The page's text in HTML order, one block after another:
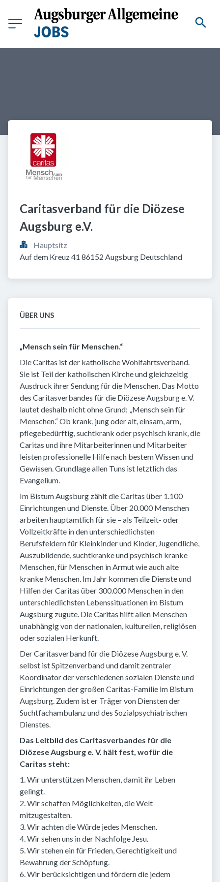
Caritasverband für die Diözese
Augsburg e.V.
Hauptsitz
Auf dem Kreuz 41 86152 Augsburg Deutschland
ÜBER UNS
„Mensch sein für Menschen.“
Die Caritas ist der katholische Wohlfahrtsverband.
Sie ist Teil der katholischen Kirche und gleichzeitig
Ausdruck ihrer Sendung für die Menschen. Das Motto
des Caritasverbandes für die Diözese Augsburg e. V.
lautet deshalb nicht ohne Grund: „Mensch sein für
Menschen.“ Ob krank, jung oder alt, einsam, arm,
pflegebedürftig, suchtkrank oder psychisch krank, die
Caritas und ihre Mitarbeiterinnen und Mitarbeiter
leisten professionelle Hilfe nach bestem Wissen und
Gewissen. Grundlage allen Tuns ist letztlich das
Evangelium.
Im Bistum Augsburg zählt die Caritas über 1.100
Einrichtungen und Dienste. Über 20.000 Menschen
arbeiten hauptamtlich für sie – als Teilzeit- oder
Vollzeitkräfte in den unterschiedlichsten
Berufsfeldern für Kleinkinder und Kinder, Jugendliche,
Auszubildende, suchtkranke und psychisch kranke
Menschen, für Menschen in Armut wie auch alte
kranke Menschen. Im Jahr kommen die Dienste und
Hilfen der Caritas über 300.000 Menschen in den
unterschiedlichsten Lebenssituationen im Bistum
Augsburg zugute. Die Caritas hilft allen Menschen
unabhängig von der nationalen, kulturellen, religiösen
oder sozialen Herkunft.
Der Caritasverband für die Diözese Augsburg e. V.
selbst ist Spitzenverband und damit zentraler
Koordinator der verschiedenen sozialen Dienste und
Einrichtungen der großen Caritas-Familie im Bistum
Augsburg. Zudem ist er Träger von Diensten der
Suchtfachambulanz und des Sozialpsychiatrischen
Dienstes.
Das Leitbild des Caritasverbandes für die
Diözese Augsburg e. V. hält fest, wofür die
Caritas steht:
1. Wir unterstützen Menschen, damit ihr Leben
gelingt.
2. Wir schaffen Möglichkeiten, die Welt
mitzugestalten.
3. Wir achten die Würde jedes Menschen.
4. Wir sehen uns in der Nachfolge Jesu.
5. Wir stehen ein für Frieden, Gerechtigkeit und
Bewahrung der Schöpfung.
6. Wir berücksichtigen und fördern die jedem